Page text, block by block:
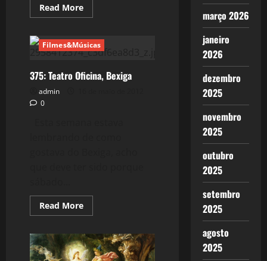
Read MoreRead
more
Nelson
Rodrigues
Teatro
Filmes&Músicas
375: Teatro Oficina, Bexiga
admin
0
Read MoreRead
more
Teatro
Oficina,
Bexiga
março 2026
janeiro
2026
dezembro
2025
novembro
2025
outubro
2025
setembro
2025
agosto
2025